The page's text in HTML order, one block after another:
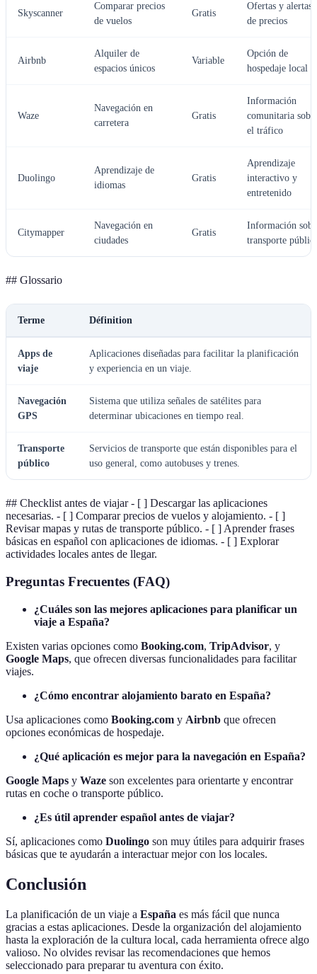
Skyscanner
Comparar precios
de vuelos
Gratis
Ofertas y alertas
de precios
Airbnb
Alquiler de
espacios únicos
Variable
Opción de
hospedaje local
Waze
Navegación en
carretera
Gratis
Información
comunitaria
el tráfico
Duolingo
Aprendizaje de
idiomas
Gratis
Aprendizaje
interactivo y
entretenido
Citymapper
Navegación en
ciudades
Gratis
Información
transporte
## Glossario
Terme Définition
Apps de
viaje
Aplicaciones diseñadas para facilitar la planificación
y experiencia en un viaje.
Navegación
GPS
Sistema que utiliza señales de satélites para
determinar ubicaciones en tiempo real.
Transporte
público
Servicios de transporte que están disponibles para el
uso general, como autobuses y trenes.
## Checklist antes de viajar - [ ] Descargar las aplicaciones
necesarias. - [ ] Comparar precios de vuelos y alojamiento. - [ ]
Revisar mapas y rutas de transporte público. - [ ] Aprender frases
básicas en español con aplicaciones de idiomas. - [ ] Explorar
actividades locales antes de llegar.
Preguntas Frecuentes (FAQ)
¿Cuáles son las mejores aplicaciones para planificar un
viaje a España?
Existen varias opciones como Booking.com, TripAdvisor, y
Google Maps, que ofrecen diversas funcionalidades para facilitar
viajes.
¿Cómo encontrar alojamiento barato en España?
Usa aplicaciones como Booking.com y Airbnb que ofrecen
opciones económicas de hospedaje.
¿Qué aplicación es mejor para la navegación en España?
Google Maps y Waze son excelentes para orientarte y encontrar
rutas en coche o transporte público.
¿Es útil aprender español antes de viajar?
Sí, aplicaciones como Duolingo son muy útiles para adquirir frases
básicas que te ayudarán a interactuar mejor con los locales.
Conclusión
La planificación de un viaje a España es más fácil que nunca
gracias a estas aplicaciones. Desde la organización del alojamiento
hasta la exploración de la cultura local, cada herramienta ofrece algo
valioso. No olvides revisar las recomendaciones que hemos
seleccionado para preparar tu aventura con éxito.